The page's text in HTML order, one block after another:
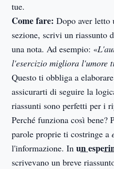
tue.
Come fare: Dopo aver letto
sezione, scrivi un riassunto
una nota. Ad esempio: «
l'esercizio migliora l'umore
Questo ti obbliga a
assicurarti di seguire la
riassunti sono perfetti per i
Perché funziona così bene?
parole proprie ti costringe a
l'informazione. In un
scrivevano un breve